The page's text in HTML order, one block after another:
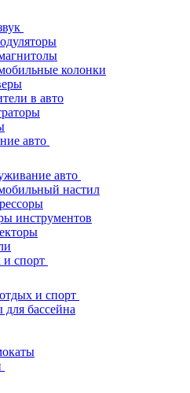
колонки
в авто
авто
авто
настил
инструментов
спорт
и спорт
для бассейна